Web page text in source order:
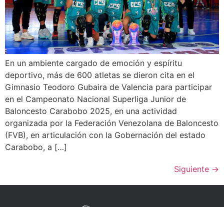
En un ambiente cargado de emoción y espíritu
deportivo, más de 600 atletas se dieron cita en el
Gimnasio Teodoro Gubaira de Valencia para participar
en el Campeonato Nacional Superliga Junior de
Baloncesto Carabobo 2025, en una actividad
organizada por la Federación Venezolana de Baloncesto
(FVB), en articulación con la Gobernación del estado
Carabobo, a […]
Siguiente →